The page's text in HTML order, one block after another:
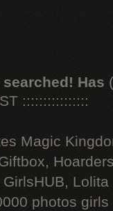
Has
::::::::::::::::
Magic
Lolita
photos